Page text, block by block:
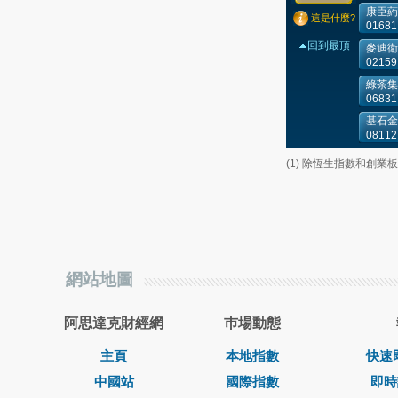
這是什麼?
回到最頂
康臣
麥迪
綠茶
基石
(1) 除恆生指數和創業
網站地圖
阿思達克財經網
主頁
中國站
巿場動態
本地指數
國際指數
快速
即